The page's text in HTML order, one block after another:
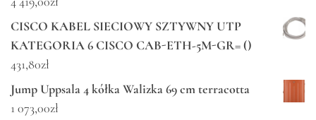
CISCO KABEL SIECIOWY SZTYWNY UTP
KATEGORIA 6 CISCO CAB-ETH-5M-GR= ()
431,80zł
Jump Uppsala 4 kółka Walizka 69 cm terracotta
1 073,00zł